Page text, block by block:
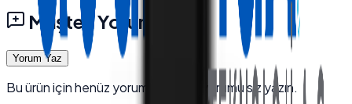
Müşteri Yorumları
Yorum Yaz
Bu ürün için henüz yorum yok — ilk yorumu siz yazın.